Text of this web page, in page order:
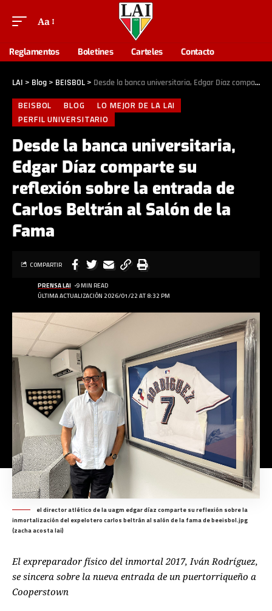
Aa
Reglamentos Boletines Carteles Contacto
LAI > Blog > BEISBOL > Desde la banca universitaria, Edgar Díaz comparte su reflexión sobre la entrada de Carlos Beltrán al Salón de la Fama
BEISBOL BLOG
LO MEJOR DE LA LAI
PERFIL UNIVERSITARIO
Desde la banca universitaria,
Edgar Díaz comparte su
reflexión sobre la entrada de
Carlos Beltrán al Salón de la
Fama
ÚLTIMA ACTUALIZACIÓN 2026/01/22 AT 8:32 PM
PRENSA LAI 9 MIN READ
COMPARTIR
el director atlético de la uagm edgar díaz comparte su reflexión sobre la
inmortalización del expelotero carlos beltrán al salón de la fama de beeisbol.jpg
(zacha acosta lai)
El expreparador físico del inmortal 2017, Iván Rodríguez,
se sincera sobre la nueva entrada de un puertorriqueño a
Cooperstown